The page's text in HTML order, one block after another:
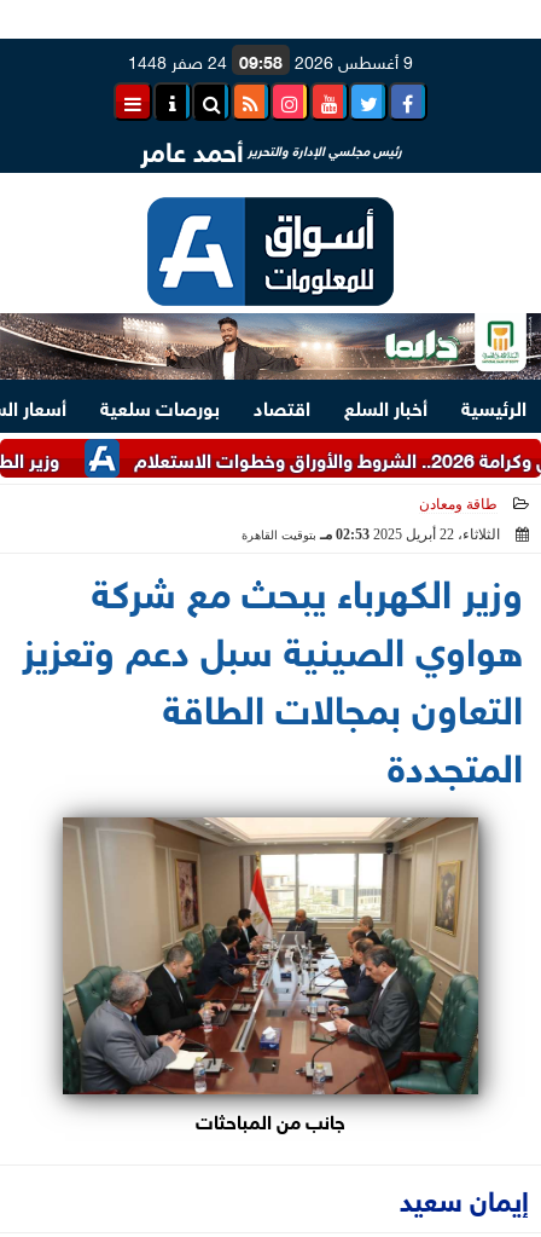
9 أغسطس 2026 09:58 24 صفر 1448
رئيس مجلسي الإدارة والتحرير أحمد عامر
الرئيسية أخبار السلع اقتصاد بورصات سلعية
أسعار
وزير الطيران يُناقش
طاقة ومعادن
الثلاثاء، 22 أبريل 2025
02:53 مـ بتوقيت القاهرة
وزير الكهرباء يبحث مع شركة
هواوي الصينية سبل دعم وتعزيز
التعاون بمجالات الطاقة
المتجددة
جانب من المباحثات
إيمان سعيد